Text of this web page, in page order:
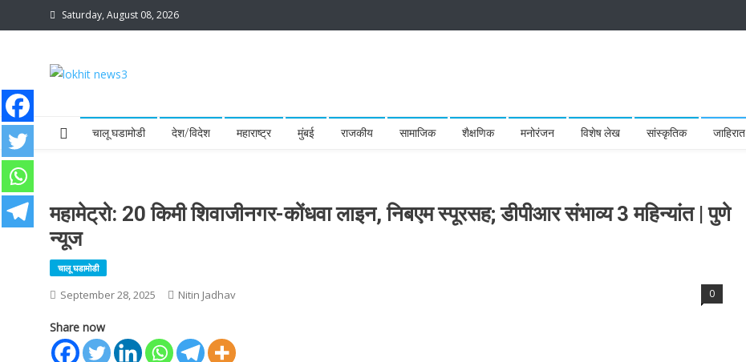
to
Saturday, August 08, 2026
चालू घडामोडी देश/विदेश महाराष्ट्र मुंबई राजकीय सामाजिक शैक्षणिक मनोरंजन विशेष लेख सांस्कृतिक जाहिरात
महामेट्रो: 20 किमी शिवाजीनगर-कोंधवा लाइन, निबएम स्पूरसह; डीपीआर संभाव्य 3 महिन्यांत | पुणे
न्यूज
चालू घडामोडी
September 28, 2025 Nitin Jadhav 0
Share now